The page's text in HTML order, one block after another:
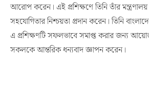
আরোপ করেন। এই প্রশিক্ষণে তিনি তাঁর
সহযোগিতার নিশ্চয়তা প্রদান করেন। তিনি
এ প্রশিক্ষণটি সফলভাবে সমাপ্ত করার জন্য
সকলকে আন্তরিক ধন্যবাদ জ্ঞাপন করেন।